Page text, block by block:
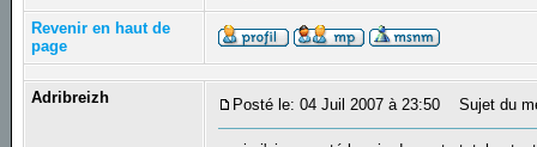
Revenir en haut de
page
Adribreizh Posté le: 04 Juil 2007 à 23:50 Sujet du